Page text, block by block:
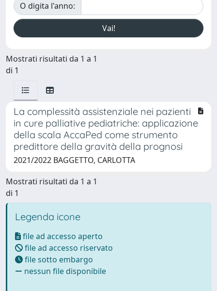
O digita l'anno:
Mostrati risultati da 1 a 1
di 1
La complessità assistenziale nei pazienti
in cure palliative pediatriche: applicazione
della scala AccaPed come strumento
predittore della gravità della prognosi
2021/2022 BAGGETTO, CARLOTTA
Mostrati risultati da 1 a 1
di 1
Legenda icone
file ad accesso aperto
file ad accesso riservato
file sotto embargo
nessun file disponibile